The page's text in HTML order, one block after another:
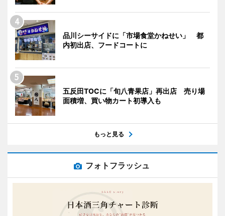
品川シーサイドに「市場食堂かねせい」 都
内初出店、フードコートに
五反田TOCに「旬八青果店」再出店 売り場
面積増、買い物カート初導入も
もっと見る
フォトフラッシュ